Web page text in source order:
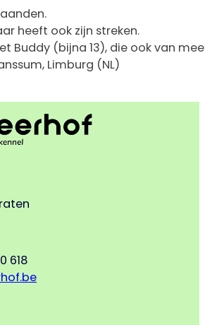
heeft ook zijn streken.
Buddy (bijna 13), die ook van
Limburg (NL)
618